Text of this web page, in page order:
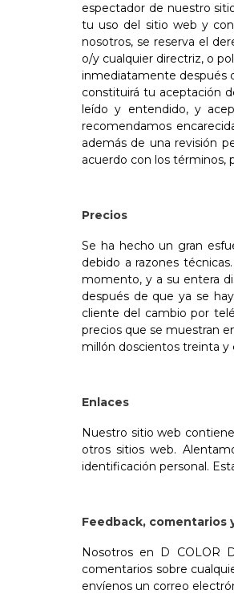
espectador de nuestro
tu uso del sitio web y
nosotros, se reserva el
o/y cualquier directriz, o
inmediatamente después
constituirá tu aceptación
leído y entendido, y
recomendamos
además de una revisión
acuerdo con los términos,
Precios
Se ha hecho un gran
debido a razones
momento, y a su entera
después de que ya se
cliente del cambio por
precios que se muestran
millón doscientos treinta y
Enlaces
Nuestro sitio web
otros sitios web.
identificación personal.
Feedback, comentarios
Nosotros en D COLOR
comentarios sobre
envíenos un correo